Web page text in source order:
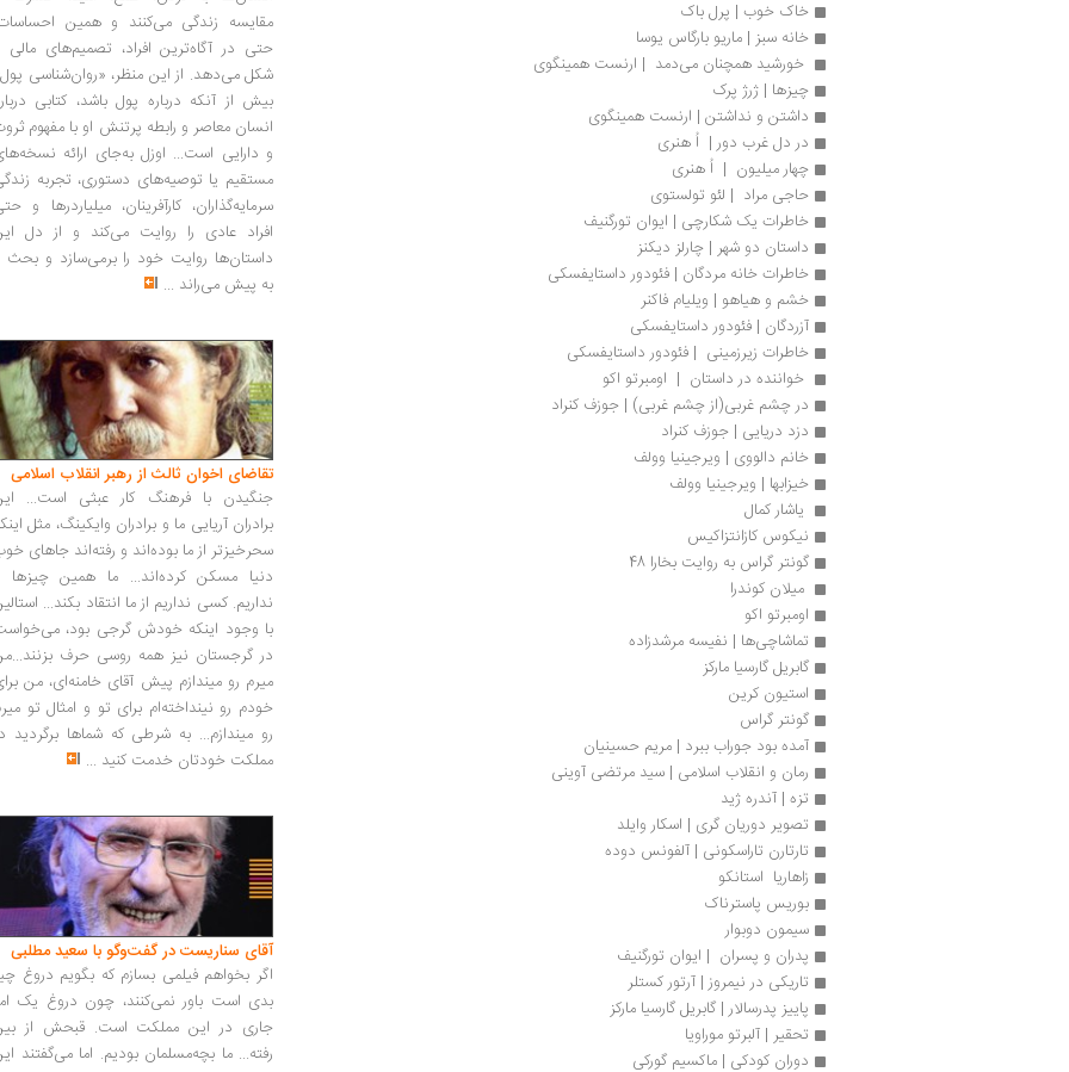
خاک خوب | پرل باک
خانه سبز | ماریو بارگاس یوسا
خورشید همچنان می‌دمد  | ارنست همینگوی
چیزها | ژرژ پرک
داشتن و نداشتن | ارنست همینگوی
در دل غرب دور |  اُ هنری
چهار میلیون  |  اُ هنری
حاجی مراد  | لئو تولستوی
خاطرات یک شکارچی | ایوان تورگنیف
داستان دو شهر | چارلز دیکنز
خاطرات خانه مردگان | فئودور داستایفسکی
خشم و هیاهو | ویلیام فاکنر
آزردگان | فئودور داستایفسکی
خاطرات زیرزمینی  | فئودور داستایفسکی
خواننده در داستان  |  اومبرتو اکو
در چشم غربی(از چشم غربی) | جوزف کنراد
دزد دریایی | جوزف کنراد
خانم دالووی | ویرجینیا وولف
خیزابها | ویرجینیا وولف
یاشار کمال
نیکوس کازانتزاکیس
گونتر گراس به روایت بخارا 48
میلان کوندرا
اومبرتو اکو
تماشاچی‌ها | نفیسه مرشدزاده
گابریل گارسیا مارکز
استیون کرین
گونتر گراس
آمده بود جوراب ببرد | مریم حسینیان
رمان و انقلاب اسلامی | سید مرتضی آوینی
تزه | آندره ژید
تصویر دوریان گری | اسکار وایلد
تارتارن تاراسکونی | آلفونس دوده
زاهاریا  استانکو
بوریس پاسترناک
سیمون دوبوار
پدران و پسران  | ایوان تورگنیف
تاریکی در نیمروز | آرتور کستلر
پاییز پدرسالار | گابریل گارسیا مارکز
تحقیر | آلبرتو موراویا
دوران کودکی | ماکسیم گورکی
مقایسه زندگی می‌کنند و همین
حتی در آگاه‌ترین افراد، تصمیم‌های مالی
شکل می‌دهد. از این منظر، «روان‌شناسی
بیش از آنکه درباره پول باشد، کتابی
انسان معاصر و رابطه پرتنش او با مفهوم
و دارایی است... اوزل به‌جای ارائه
مستقیم یا توصیه‌های دستوری، تجربه
سرمایه‌گذاران، کارآفرینان، میلیاردرها و
افراد عادی را روایت می‌کند و از دل
داستان‌ها روایت خود را برمی‌سازد و بحث
به پیش می‌راند ...
تقاضای اخوان ثالث از رهبر انقلاب اسلامی
جنگیدن با فرهنگ کار عبثی است...
برادران آریایی ما و برادران وایکینگ، مثل
سحرخیزتر از ما بوده‌اند و رفته‌اند جاهای
دنیا مسکن کرده‌اند... ما همین چیزها
نداریم. کسی نداریم از ما انتقاد بکند...
با وجود اینکه خودش گرجی بود،
در گرجستان نیز همه روسی حرف
میرم رو میندازم پیش آقای خامنه‌ای، من
خودم رو نینداخته‌ام برای تو و امثال تو
رو میندازم... به شرطی که شماها برگردید
مملکت خودتان خدمت کنید ...
آقای سناریست در گفت‌وگو با سعید مطلبی
اگر بخواهم فیلمی بسازم که بگویم دروغ
بدی است باور نمی‌کنند، چون دروغ یک
جاری در این مملکت است. قبحش از
رفته... ما بچه‌مسلمان بودیم. اما می‌گفتند